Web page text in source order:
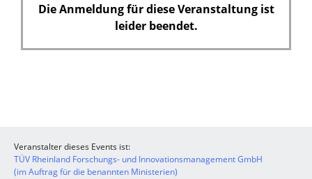
Die Anmeldung für diese Veranstaltung ist
leider beendet.
Veranstalter dieses Events ist:
TÜV Rheinland Forschungs- und Innovationsmanagement GmbH
(im Auftrag für die benannten Ministerien)